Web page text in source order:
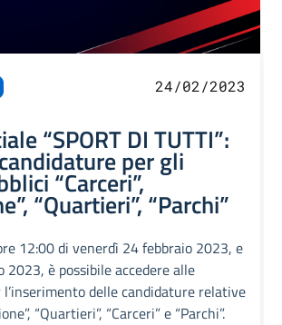
24/02/2023
“SPORT DI TUTTI”:
per gli
“Carceri”,
“Quartieri”, “Parchi”
12:00 di venerdì 24 febbraio 2023, e
2023, è possibile accedere alle
delle candidature relative
“Quartieri”, “Carceri” e “Parchi”.